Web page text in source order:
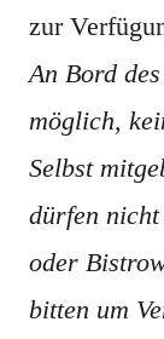
zur
An Bord
möglich,
Selbst
dürfen nicht
oder
bitten um